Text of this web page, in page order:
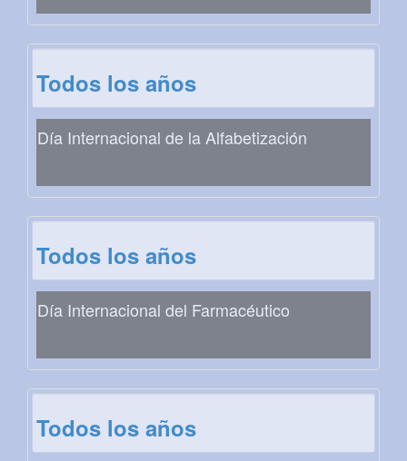
Todos los años
Día Internacional de la Alfabetización
Todos los años
Día Internacional del Farmacéutico
Todos los años